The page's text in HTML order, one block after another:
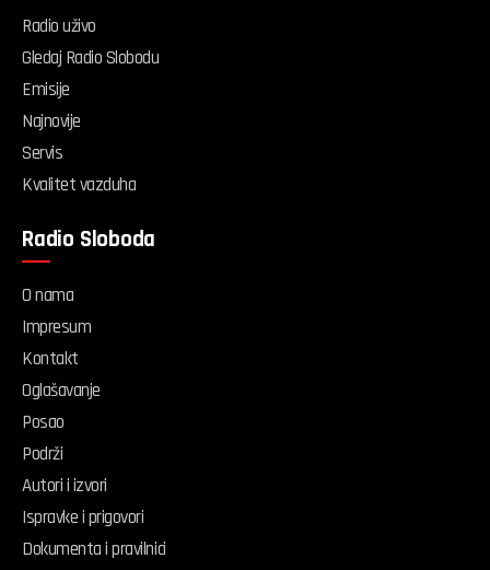
Radio uživo
Gledaj Radio Slobodu
Emisije
Najnovije
Servis
Kvalitet vazduha
Radio Sloboda
O nama
Impresum
Kontakt
Oglašavanje
Posao
Podrži
Autori i izvori
Ispravke i prigovori
Dokumenta i pravilnici